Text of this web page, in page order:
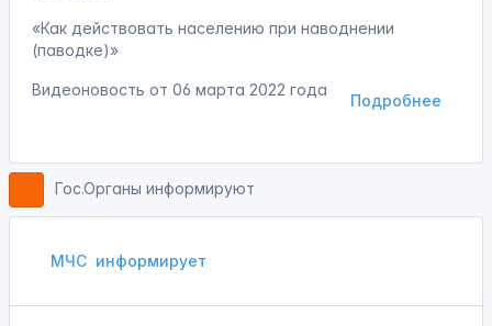
«Как действовать населению при наводнении
(паводке)»
Подробнее
Видеоновость от 06 марта 2022 года
Гос.Органы информируют
МЧС информирует